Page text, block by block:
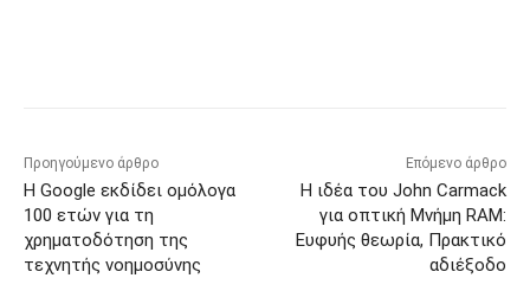
Προηγούμενο άρθρο
Η Google εκδίδει ομόλογα
100 ετών για τη
χρηματοδότηση της
τεχνητής νοημοσύνης
Επόμενο άρθρο
Η ιδέα του John Carmack
για οπτική Μνήμη RAM:
Ευφυής θεωρία, Πρακτικό
αδιέξοδο